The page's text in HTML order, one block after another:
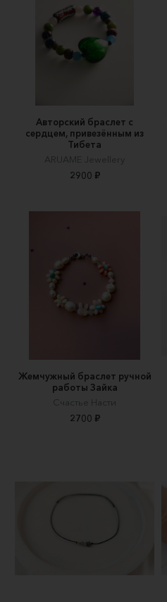
Авторский браслет с
сердцем, привезённым из
Тибета
ARUAME Jewellery
2900 ₽
Жемчужный браслет ручной
работы Зайка
Счастье Насти
2700 ₽